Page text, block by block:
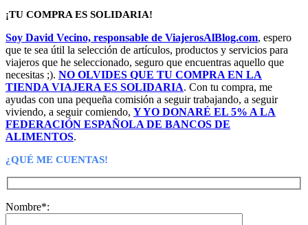
¡TU COMPRA ES SOLIDARIA!
Soy David Vecino, responsable de ViajerosAlBlog.com, espero
que te sea útil la selección de artículos, productos y servicios para
viajeros que he seleccionado, seguro que encuentras aquello que
necesitas ;). NO OLVIDES QUE TU COMPRA EN LA
TIENDA VIAJERA ES SOLIDARIA. Con tu compra, me
ayudas con una pequeña comisión a seguir trabajando, a seguir
viviendo, a seguir comiendo, Y YO DONARÉ EL 5% A LA
FEDERACIÓN ESPAÑOLA DE BANCOS DE
ALIMENTOS.
¿QUÉ ME CUENTAS!
Nombre*: